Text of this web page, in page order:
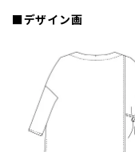
■デザイン画